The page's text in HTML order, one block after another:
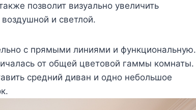
позволит визуально увеличить
и светлой.
с прямыми линиями и функциональную.
от общей цветовой гаммы комнаты.
средний диван и одно небольшое